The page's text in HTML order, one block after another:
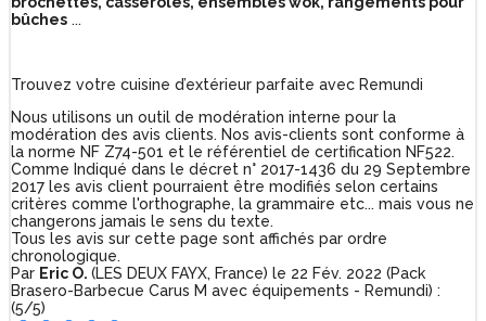
bûches ...
Trouvez votre cuisine d’extérieur parfaite avec Remundi
Nous utilisons un outil de modération interne pour la
modération des avis clients. Nos avis-clients sont conforme à
la norme NF Z74-501 et le référentiel de certification NF522.
Comme Indiqué dans le décret n° 2017-1436 du 29 Septembre
2017 les avis client pourraient être modifiés selon certains
critères comme l'orthographe, la grammaire etc... mais vous ne
changerons jamais le sens du texte.
Tous les avis sur cette page sont affichés par ordre
chronologique.
Par Eric O. (LES DEUX FAYX, France) le 22 Fév. 2022 (Pack
Brasero-Barbecue Carus M avec équipements - Remundi) :
(5/5)